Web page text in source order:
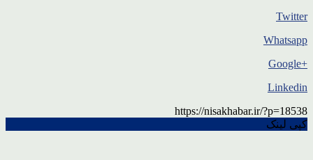
Twitter
Whatsapp
+Google
Linkedin
https://nisakhabar.ir/?p=18538
کپی لینک